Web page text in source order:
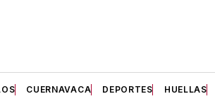
CUERNAVACA DEPORTES HUELLAS